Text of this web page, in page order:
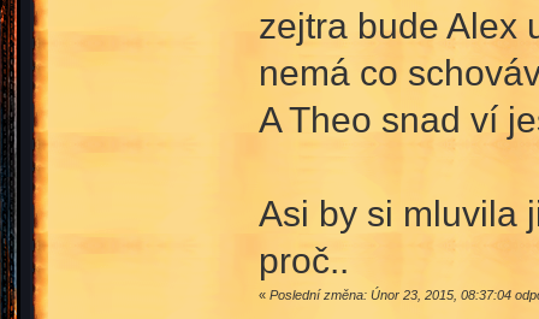
zejtra bude Alex
nemá co
A Theo snad ví
Asi by si mluvila
proč..
« Poslední změna: Únor 23, 2015, 08:37:04